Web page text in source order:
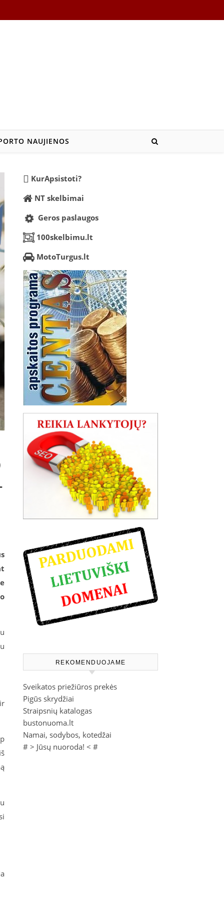
NAUJIENOS
KurApsistoti?
NT skelbimai
Geros paslaugos
100skelbimu.lt
MotoTurgus.lt
REKOMENDUOJAME
Sveikatos priežiūros prekės
Pigūs skrydžiai
Straipsnių katalogas
bustonuoma.lt
Namai, sodybos, kotedžai
# > Jūsų nuoroda! < #